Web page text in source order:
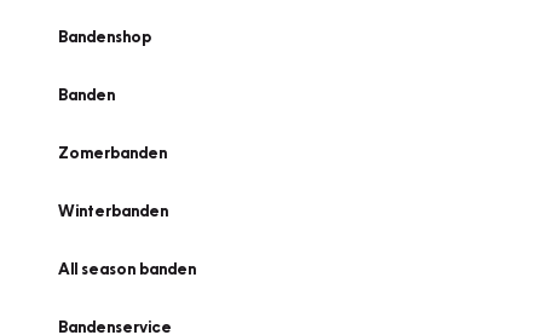
Bandenshop
Banden
Zomerbanden
Winterbanden
All season banden
Bandenservice